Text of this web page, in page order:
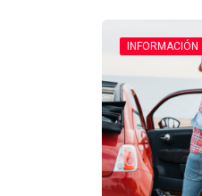
INFORMACIÓN